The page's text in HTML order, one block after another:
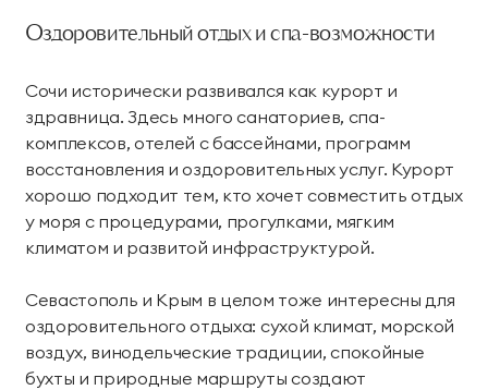
Оздоровительный отдых и спа-возможности
Сочи исторически развивался как курорт и
здравница. Здесь много санаториев, спа-
комплексов, отелей с бассейнами, программ
восстановления и оздоровительных услуг. Курорт
хорошо подходит тем, кто хочет совместить отдых
у моря с процедурами, прогулками, мягким
климатом и развитой инфраструктурой.
Севастополь и Крым в целом тоже интересны для
оздоровительного отдыха: сухой климат, морской
воздух, винодельческие традиции, спокойные
бухты и природные маршруты создают